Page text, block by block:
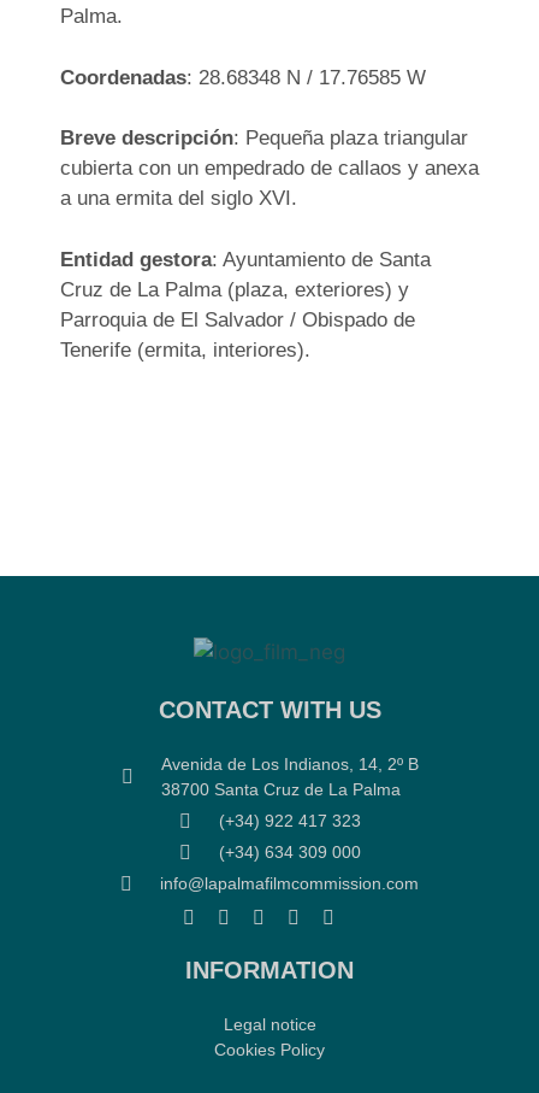
Palma.
Coordenadas: 28.68348 N / 17.76585 W
Breve descripción: Pequeña plaza triangular
cubierta con un empedrado de callaos y anexa
a una ermita del siglo XVI.
Entidad gestora: Ayuntamiento de Santa
Cruz de La Palma (plaza, exteriores) y
Parroquia de El Salvador / Obispado de
Tenerife (ermita, interiores).
CONTACT WITH US
Avenida de Los Indianos, 14, 2º B
38700 Santa Cruz de La Palma
(+34) 922 417 323
(+34) 634 309 000
info@lapalmafilmcommission.com
INFORMATION
Legal notice
Cookies Policy